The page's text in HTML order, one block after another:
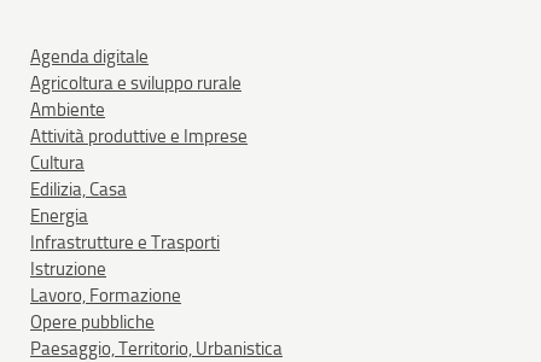
Agenda digitale
Agricoltura e sviluppo rurale
Ambiente
Attività produttive e Imprese
Cultura
Edilizia, Casa
Energia
Infrastrutture e Trasporti
Istruzione
Lavoro, Formazione
Opere pubbliche
Paesaggio, Territorio, Urbanistica